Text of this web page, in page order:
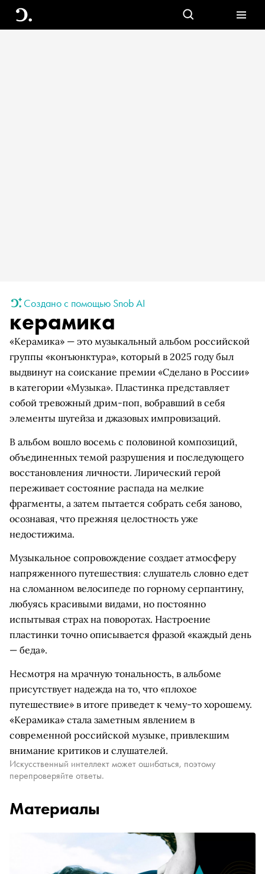
Создано с помощью Snob AI
керамика
«Керамика» — это музыкальный альбом российской
группы «конъюнктура», который в 2025 году был
выдвинут на соискание премии «Сделано в России»
в категории «Музыка». Пластинка представляет
собой тревожный дрим-поп, вобравший в себя
элементы шугейза и джазовых импровизаций.
В альбом вошло восемь с половиной композиций,
объединенных темой разрушения и последующего
восстановления личности. Лирический герой
переживает состояние распада на мелкие
фрагменты, а затем пытается собрать себя заново,
осознавая, что прежняя целостность уже
недостижима.
Музыкальное сопровождение создает атмосферу
напряженного путешествия: слушатель словно едет
на сломанном велосипеде по горному серпантину,
любуясь красивыми видами, но постоянно
испытывая страх на поворотах. Настроение
пластинки точно описывается фразой «каждый день
— беда».
Несмотря на мрачную тональность, в альбоме
присутствует надежда на то, что «плохое
путешествие» в итоге приведет к чему-то хорошему.
«Керамика» стала заметным явлением в
современной российской музыке, привлекшим
внимание критиков и слушателей.
Искусственный интеллект может ошибаться, поэтому
перепроверяйте ответы.
Материалы